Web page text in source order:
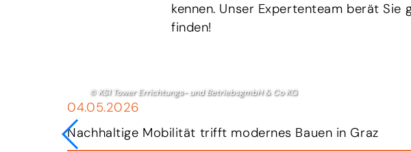
kennen. Unser Expertenteam berät Sie
finden!
© da emobil
09.04.2026
Zukunftsweisender Ladepark in Kapfenberg